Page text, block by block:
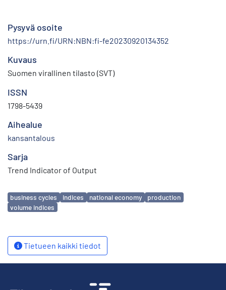
Pysyvä osoite
https://urn.fi/URN:NBN:fi-fe20230920134352
Kuvaus
Suomen virallinen tilasto (SVT)
ISSN
1798-5439
Aihealue
kansantalous
Sarja
Trend Indicator of Output
Avainsanat
business cycles indices national economy
production
volume indices
Tietueen kaikki tiedot